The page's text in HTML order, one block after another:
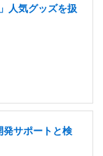
人気グッズを扱
サポートと検